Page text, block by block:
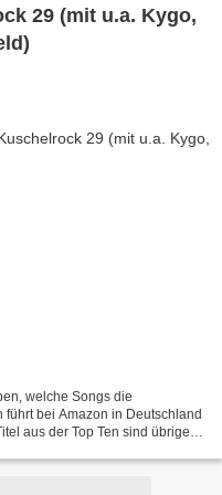
29 (mit u.a. Kygo,
welche Songs die
bei Amazon in Deutschland
aus der Top Ten sind übrigens